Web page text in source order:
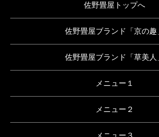
佐野畳屋トップへ
佐野畳屋ブランド「京の趣
佐野畳屋ブランド「草美人
メニュー１
メニュー２
メニュー３